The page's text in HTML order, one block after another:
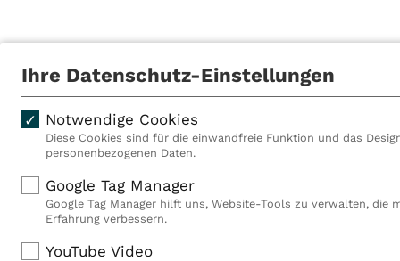
Rahmen der Gruppe
Ihre Datenschutz-Einstellungen
Notwendige Cookies
Diese Cookies sind für die einwandfreie Funktion und das
personenbezogenen Daten.
Google Tag Manager
Google Tag Manager hilft uns, Website-Tools zu verwalten, die
Erfahrung verbessern.
YouTube Video